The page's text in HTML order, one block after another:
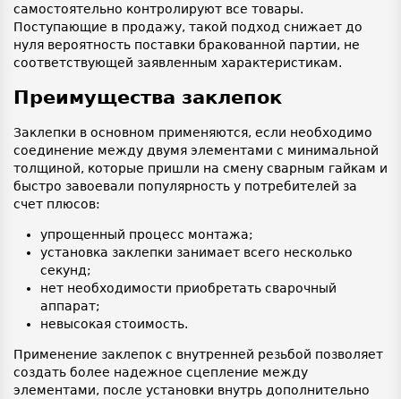
самостоятельно контролируют все товары.
Поступающие в продажу, такой подход снижает до
нуля вероятность поставки бракованной партии, не
соответствующей заявленным характеристикам.
Преимущества заклепок
Заклепки в основном применяются, если необходимо
соединение между двумя элементами с минимальной
толщиной, которые пришли на смену сварным гайкам и
быстро завоевали популярность у потребителей за
счет плюсов:
упрощенный процесс монтажа;
установка заклепки занимает всего несколько
секунд;
нет необходимости приобретать сварочный
аппарат;
невысокая стоимость.
Применение заклепок с внутренней резьбой позволяет
создать более надежное сцепление между
элементами, после установки внутрь дополнительно